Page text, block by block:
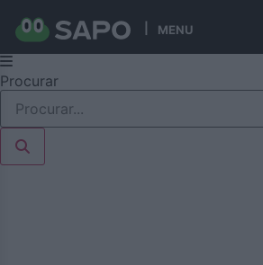
MENU
Pular
para
conteúdo
Procurar